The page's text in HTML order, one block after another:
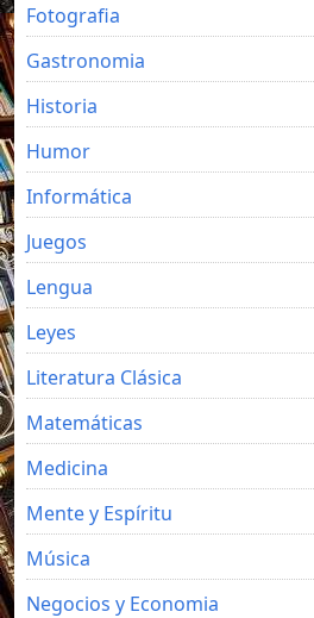
Fotografia
Gastronomia
Historia
Humor
Informática
Juegos
Lengua
Leyes
Literatura Clásica
Matemáticas
Medicina
Mente y Espíritu
Música
Negocios y Economia